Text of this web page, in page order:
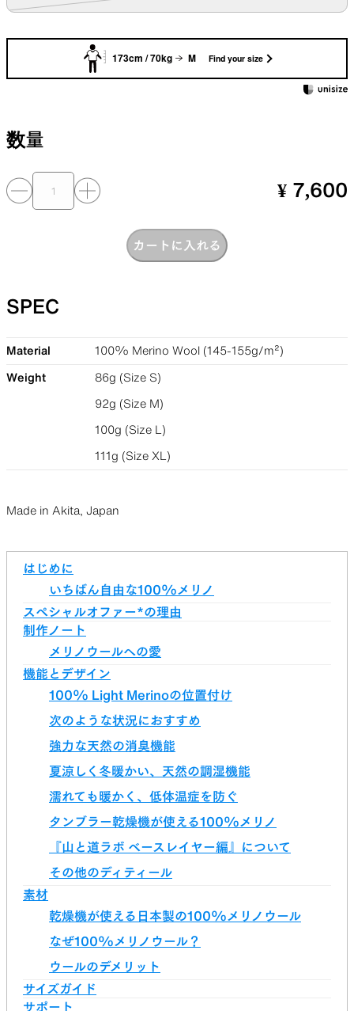
173cm / 70kg M Find your size
数量
¥ 7,600
カートに入れる
SPEC
Material 100% Merino Wool (145-155g/m²)
Weight 86g (Size S)
92g (Size M)
100g (Size L)
111g (Size XL)
Made in Akita, Japan
はじめに
いちばん自由な100%メリノ
スペシャルオファー*の理由
制作ノート
メリノウールへの愛
機能とデザイン
100% Light Merinoの位置付け
次のような状況におすすめ
強力な天然の消臭機能
夏涼しく冬暖かい、天然の調湿機能
濡れても暖かく、低体温症を防ぐ
タンブラー乾燥機が使える100%メリノ
『山と道ラボ ベースレイヤー編』について
その他のディティール
素材
乾燥機が使える日本製の100%メリノウール
なぜ100%メリノウール？
ウールのデメリット
サイズガイド
サポート